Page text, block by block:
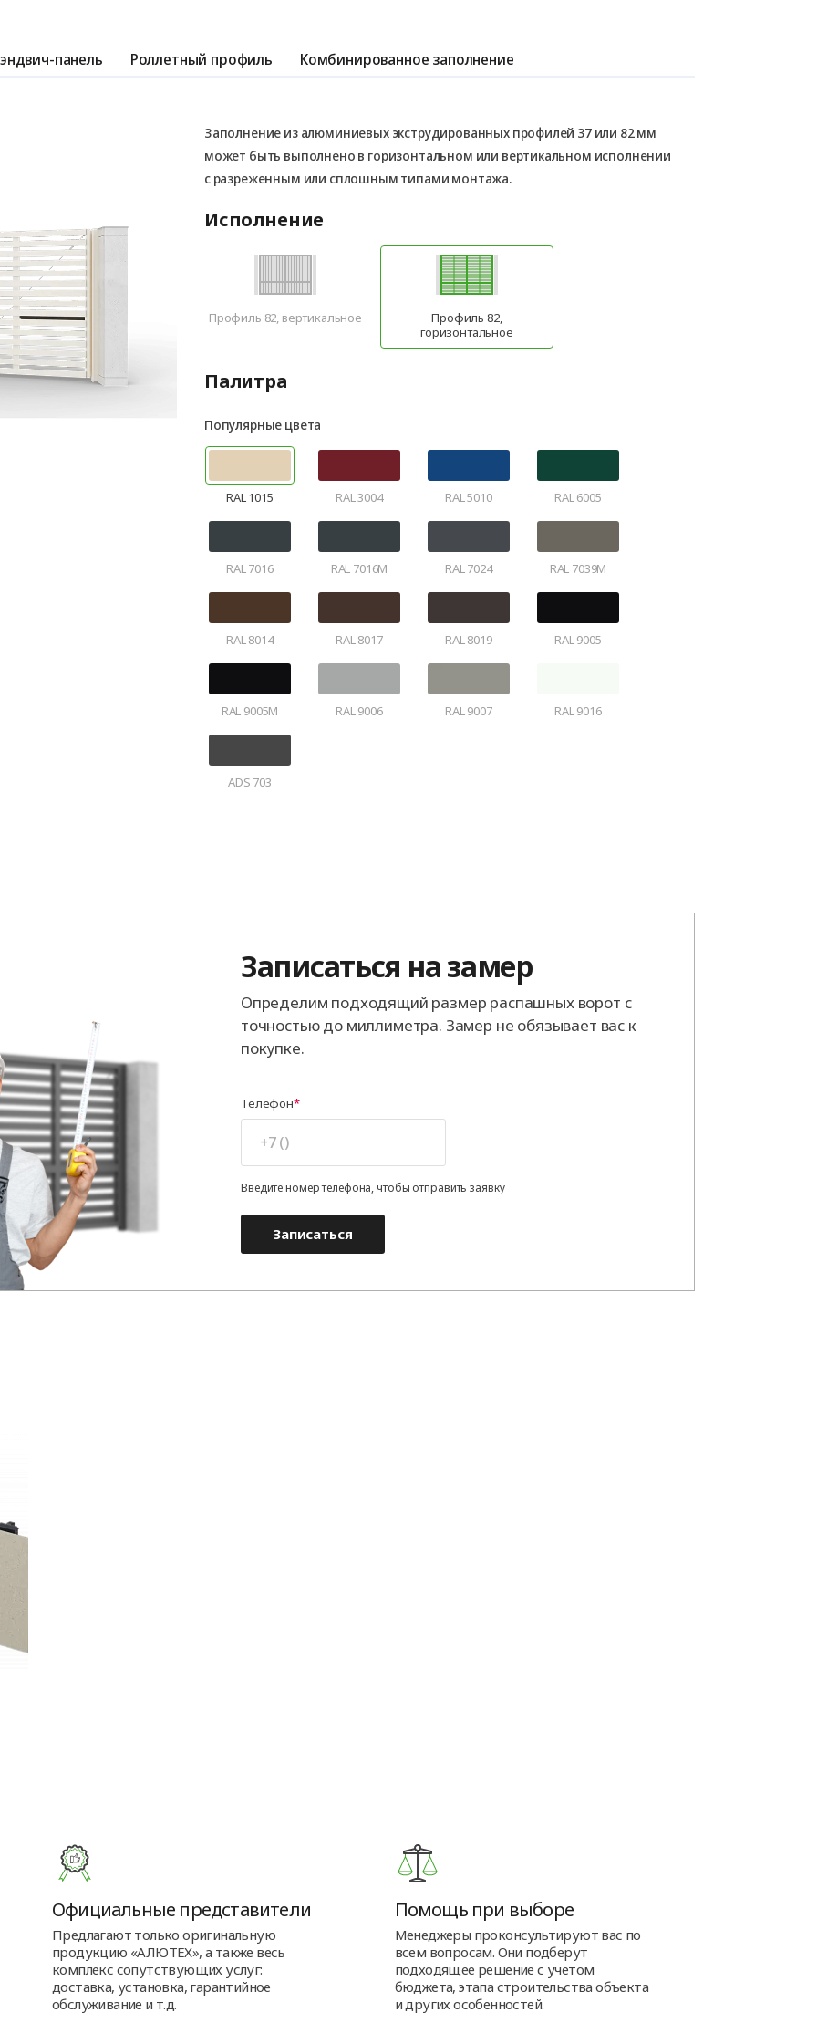
панель Роллетный профиль Комбинированное заполнение
Заполнение из алюминиевых экструдированных профилей 37 или 82 мм
может быть выполнено в горизонтальном или вертикальном исполнении
с разреженным или сплошным типами монтажа.
Исполнение
Профиль 82, вертикальное
Профиль 82,
горизонтальное
Палитра
Популярные цвета
RAL 1015 RAL 3004 RAL 5010 RAL 6005
RAL 7016 RAL 7016M RAL 7024 RAL 7039M
RAL 8014 RAL 8017 RAL 8019 RAL 9005
RAL 9005M RAL 9006 RAL 9007 RAL 9016
ADS 703
Записаться на замер
Определим подходящий размер распашных ворот с
точностью до миллиметра. Замер не обязывает вас к
покупке.
Телефон
Введите номер телефона, чтобы отправить заявку
Записаться
Официальные представители
Предлагают только оригинальную
продукцию «АЛЮТЕХ», а также весь
комплекс сопутствующих услуг:
доставка, установка, гарантийное
обслуживание и т.д.
Помощь при выборе
Менеджеры проконсультируют вас по
всем вопросам. Они подберут
подходящее решение с учетом
бюджета, этапа строительства объекта
и других особенностей.